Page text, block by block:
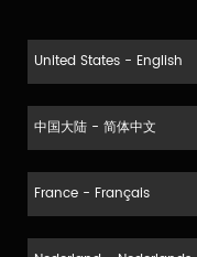
United States - English
中国大陆 - 简体中文
France - Français